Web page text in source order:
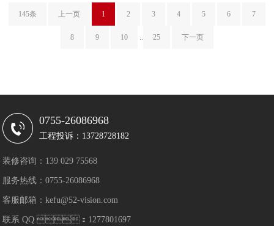
145条 上一页 1 2 3 4 5 6 7
8 9 10 .. 25 下一页
0755-26086968
工程投诉：13728728182
装修咨询：139 029 75568
服务热线：0755-26086968
客服邮箱：kefu@52-vision.com
联系 QQ ：1277801697